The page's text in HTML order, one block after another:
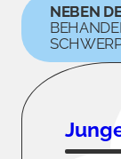
NEBEN